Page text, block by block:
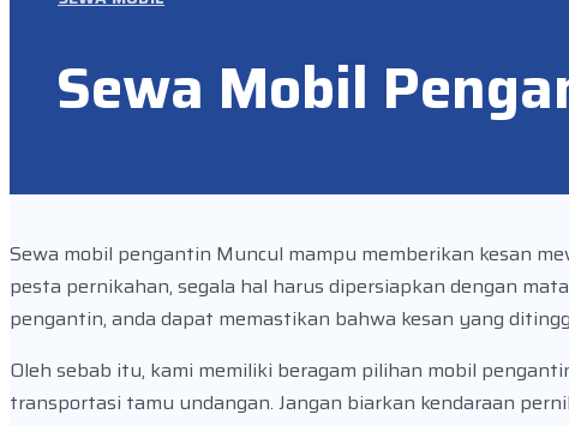
Sewa Mobil
Sewa mobil pengantin Muncul mampu memberikan kesan
pesta pernikahan, segala hal harus dipersiapkan dengan
pengantin, anda dapat memastikan bahwa kesan yang
Oleh sebab itu, kami memiliki beragam pilihan mobil
transportasi tamu undangan. Jangan biarkan kendaraan